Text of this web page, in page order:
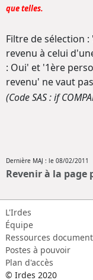
que telles.
Filtre de sélection
revenu à celui
: Oui' et '1ère
revenu' ne vaut
(Code SAS : if
Dernière MAJ : le 08/02/2011
Revenir à la page
L'Irdes
Équipe
Ressources
Postes à pouvoir
Plan d'accès
© Irdes 2020